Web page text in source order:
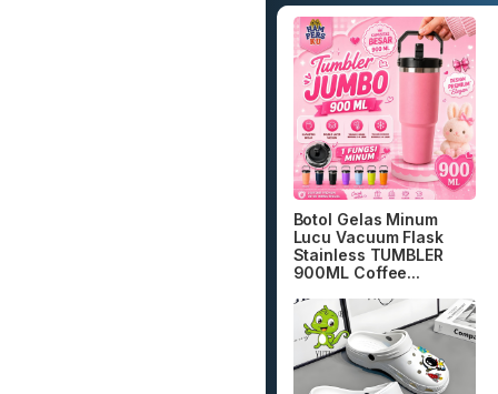
Botol Gelas Minum
Lucu Vacuum Flask
Stainless TUMBLER
900ML Coffee...